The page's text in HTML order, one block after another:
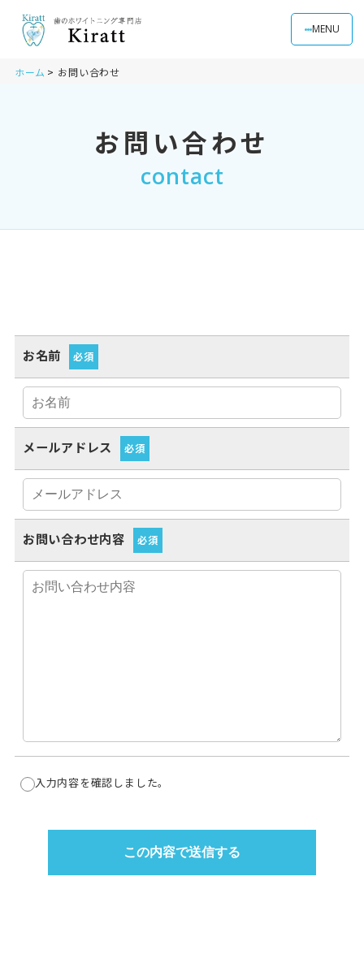
MENU
ホーム お問い合わせ
お問い合わせ
contact
お名前 必須
メールアドレス 必須
お問い合わせ内容 必須
入力内容を確認しました。